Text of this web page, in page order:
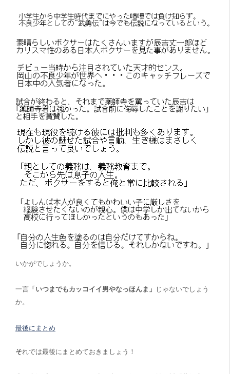
いかがでしょうか。
一言 「いつまでもカッコイイ男やなっほんま」 じゃないでしょう
か。
最後にまとめ
それでは最後にまとめておきましょう！